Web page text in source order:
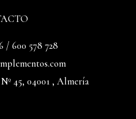
/ 600 578 728
45, 04001 , Almería